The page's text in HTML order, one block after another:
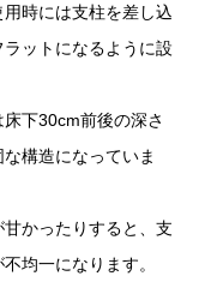
時には支柱を差し込
ットになるように設
下30cm前後の深さ
構造になっていま
かったりすると、支
均一になります。